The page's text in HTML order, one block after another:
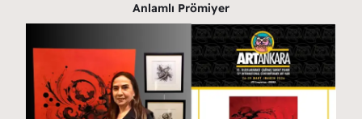
Anlamlı Prömiyer